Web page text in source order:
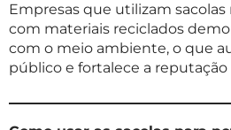
Empresas que utilizam
com materiais reciclados
com o meio ambiente, o que
público e fortalece a reputação